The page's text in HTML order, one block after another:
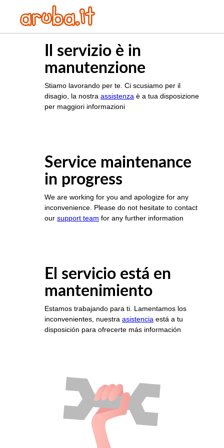
Il servizio è in
manutenzione
Stiamo lavorando per te. Ci scusiamo per il
disagio, la nostra assistenza è a tua disposizione
per maggiori informazioni
Service maintenance
in progress
We are working for you and apologize for any
inconvenience. Please do not hesitate to contact
our support team for any further information
El servicio está en
mantenimiento
Estamos trabajando para ti. Lamentamos los
inconvenientes, nuestra asistencia está a tu
disposición para ofrecerte más información